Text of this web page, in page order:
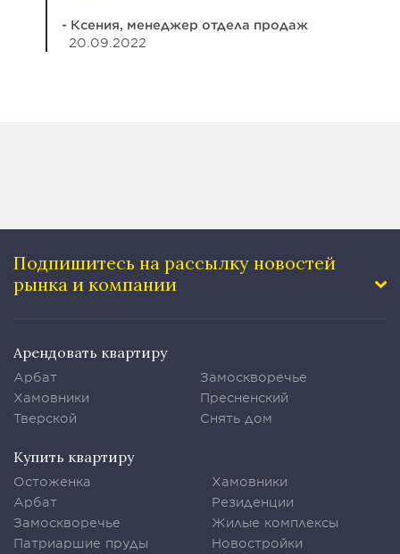
- Ксения, менеджер отдела продаж
20.09.2022
Подпишитесь на рассылку новостей
рынка и компании
Арендовать квартиру
Арбат
Хамовники
Тверской
Замоскворечье
Пресненский
Снять дом
Купить квартиру
Остоженка
Арбат
Замоскворечье
Патриаршие пруды
Хамовники
Резиденции
Жилые комплексы
Новостройки